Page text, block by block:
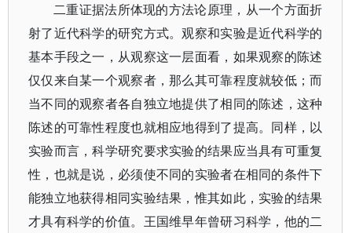
二重证据法所体现的方法论原理，从一个方面折
射了近代科学的研究方式。观察和实验是近代科学的
基本手段之一，从观察这一层面看，如果观察的陈述
仅仅来自某一个观察者，那么其可靠程度就较低；而
当不同的观察者各自独立地提供了相同的陈述，这种
陈述的可靠性程度也就相应地得到了提高。同样，以
实验而言，科学研究要求实验的结果应当具有可重复
性，也就是说，必须使不同的实验者在相同的条件下
能独立地获得相同实验结果，惟其如此，实验的结果
才具有科学的价值。王国维早年曾研习科学，他的二